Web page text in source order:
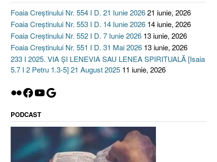
Foaia Creștinului Nr. 554 I D. 21 Iunie 202621 iunie, 2026
Foaia Creștinului Nr. 553 I D. 14 Iunie 2026 14 iunie, 2026
Foaia Creștinului Nr. 552 I D. 7 Iunie 2026 13 iunie, 2026
Foaia Creștinului Nr. 551 I D. 31 Mai 2026 13 iunie, 2026
233 I 2025. VIA ȘI LENEVIA SAU LENEA SPIRITUALĂ [Isaia
5.7 I 2 Petru 1.3-5] 21 August 2025 11 iunie, 2026
Flickr
Facebook
YouTube
Google
PODCAST